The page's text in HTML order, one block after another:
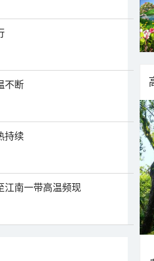
不断
持续
江南一带高温频现